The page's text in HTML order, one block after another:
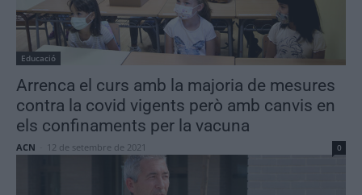
Educació
Arrenca el curs amb la majoria de mesures
contra la covid vigents però amb canvis en
els confinaments per la vacuna
ACN 12 de setembre de 2021 0